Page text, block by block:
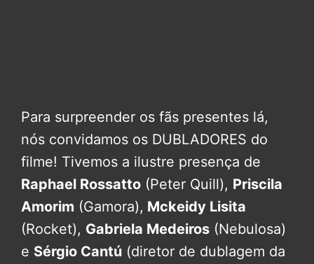
Para surpreender os fãs presentes lá,
nós convidamos os DUBLADORES do
filme! Tivemos a ilustre presença de
Raphael Rossatto (Peter Quill), Priscila
Amorim (Gamora), Mckeidy Lisita
(Rocket), Gabriela Medeiros (Nebulosa)
e Sérgio Cantú (diretor de dublagem da